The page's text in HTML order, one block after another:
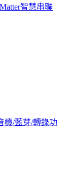
智慧串聯
機/藍芽/轉錄功